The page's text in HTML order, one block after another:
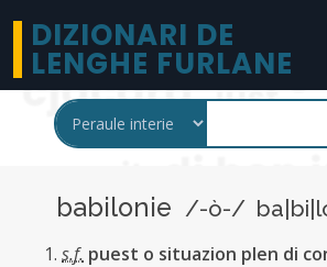
DIZIONARI DE
LENGHE FURLANE
babilonie /-ò-/
s.f. puest o situazion plen di